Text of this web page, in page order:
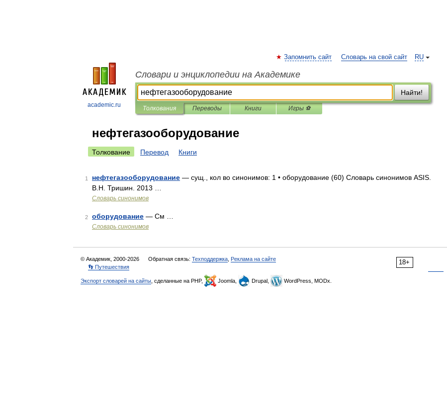
academic.ru
RU
Запомнить сайт Словарь на свой сайт
Словари и энциклопедии на Академике
Найти!
Толкования Переводы Книги Игры ⚽
нефтегазооборудование
Толкование Перевод Книги
1 нефтегазооборудование — сущ., кол во синонимов: 1 • оборудование (60) Словарь синонимов ASIS.
В.Н. Тришин. 2013 …
Словарь синонимов
2 оборудование — См …
Словарь синонимов
18+
© Академик, 2000-2026 Обратная связь: Техподдержка Реклама на сайте
👣 Путешествия
Экспорт словарей на сайты , сделанные на PHP, Joomla, Drupal, WordPress, MODx.